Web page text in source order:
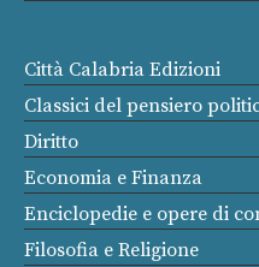
Città Calabria Edizioni
Classici del pensiero
Diritto
Economia e Finanza
Enciclopedie e opere di
Filosofia e Religione